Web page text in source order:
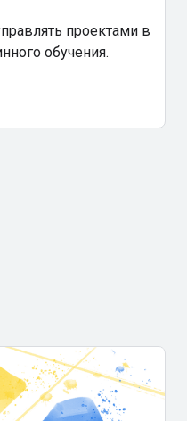
проектами в
обучения.